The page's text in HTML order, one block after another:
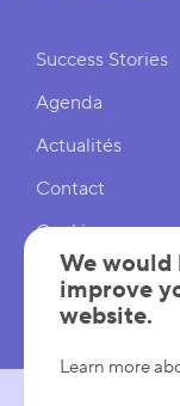
Shortcuts
Success Stories
Agenda
Actualités
Contact
Cookies
Cookies Settings
Mentions légales
We would
improve
website.
Learn more